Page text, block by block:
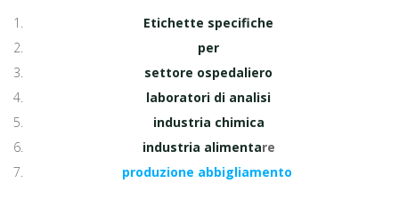
Etichette specifiche
per
settore ospedaliero
laboratori di analisi
industria chimica
industria alimentare
produzione abbigliamento